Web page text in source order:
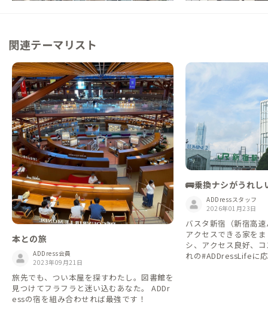
関連テーマリスト
本との旅
ADDress会員
2023年09月21日
旅先でも、つい本屋を探すわたし。図書館を
見つけてフラフラと迷い込むあなた。 ADDr
essの宿を組み合わせれば最強です！
🚌乗換ナシがうれし
ゆく【バスタ新宿編
ADDressスタッフ
2026年01月23日
バスタ新宿（新宿高
アクセスできる家を
シ、アクセス良好、
れの#ADDressLifeに